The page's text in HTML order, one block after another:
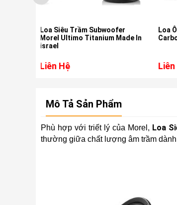
Made In
Loa Ô tô Morel Virtus Nano
Carbon 63
Liên Hệ
Mô Tả Sản Phẩm
Phù hợp với triết lý của Morel, Loa
thường giữa chất lượng âm trầm